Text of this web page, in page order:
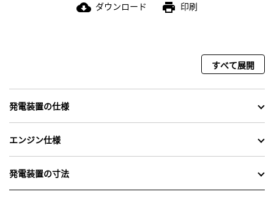
cloud_download ダウンロード print 印刷
すべて展開
発電装置の仕様
エンジン仕様
発電装置の寸法